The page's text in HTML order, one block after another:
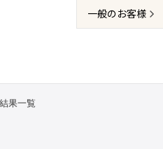
一般のお客様
果一覧